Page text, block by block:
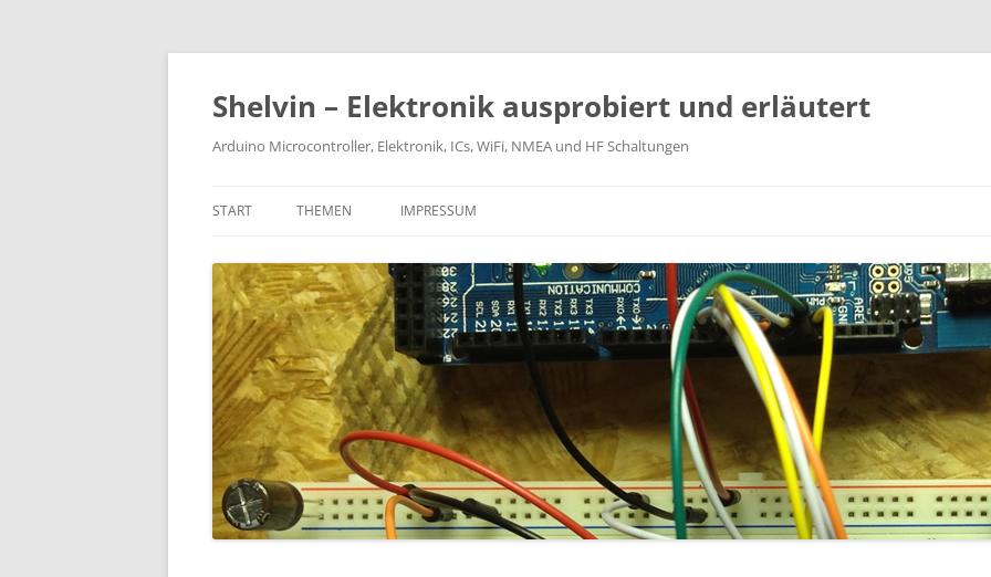
Zum
springen
Shelvin – Elektronik ausprobiert und erläutert
Arduino Microcontroller, Elektronik, ICs, WiFi, NMEA und HF Schaltungen
START THEMEN IMPRESSUM